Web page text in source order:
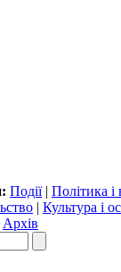
Події| Політика і
| Культура і
Архів